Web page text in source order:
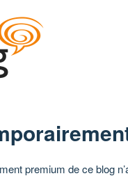
premium de ce blog